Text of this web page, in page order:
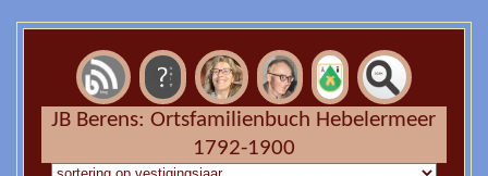
JB Berens: Ortsfamilienbuch Hebelermeer
1792-1900